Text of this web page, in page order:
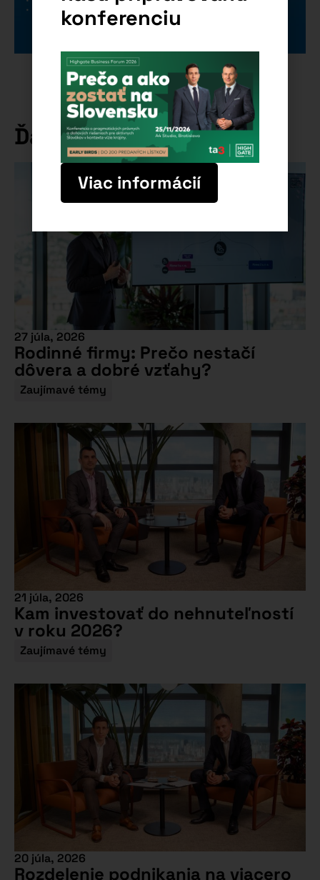
Ďalšie články
27 júla, 2026
Rodinné firmy: Prečo nestačí
dôvera a dobré vzťahy?
Zaujímavé témy
21 júla, 2026
Kam investovať do nehnuteľností
v roku 2026?
Zaujímavé témy
20 júla, 2026
Rozdelenie podnikania na viacero
konferenciu
Viac informácií